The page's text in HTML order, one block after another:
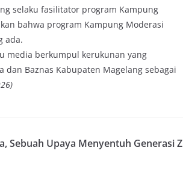
selaku fasilitator program Kampung
bahwa program Kampung Moderasi
ada.
media berkumpul kerukunan yang
Baznas Kabupaten Magelang sebagai
Sebuah Upaya Menyentuh Generasi Z